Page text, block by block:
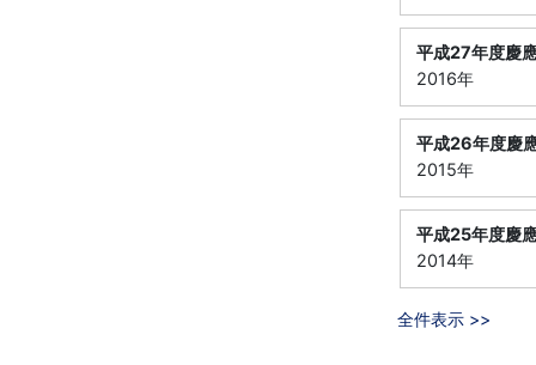
平成27年度慶
2016年
平成26年度慶
2015年
平成25年度慶
2014年
全件表示 >>